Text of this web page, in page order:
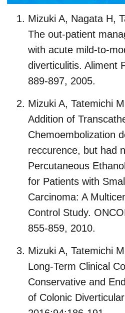
Mizuki A, Nagata H,
The out-patient
with acute mild-to-
diverticulitis. Aliment
889-897, 2005.
Mizuki A, Tatemichi
Addition of
Chemoembolization
reccurence, but had
Percutaneous
for Patients with
Carcinoma: A
Control Study.
855-859, 2010.
Mizuki A, Tatemichi
Long-Term Clinical
Conservative and
of Colonic